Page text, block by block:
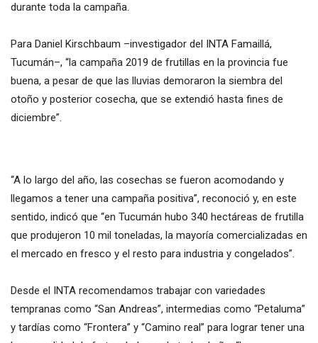
durante toda la campaña.
Para Daniel Kirschbaum –investigador del INTA Famaillá,
Tucumán–, “la campaña 2019 de frutillas en la provincia fue
buena, a pesar de que las lluvias demoraron la siembra del
otoño y posterior cosecha, que se extendió hasta fines de
diciembre”.
“A lo largo del año, las cosechas se fueron acomodando y
llegamos a tener una campaña positiva”, reconoció y, en este
sentido, indicó que “en Tucumán hubo 340 hectáreas de frutilla
que produjeron 10 mil toneladas, la mayoría comercializadas en
el mercado en fresco y el resto para industria y congelados”.
Desde el INTA recomendamos trabajar con variedades
tempranas como “San Andreas”, intermedias como “Petaluma”
y tardías como “Frontera” y “Camino real” para lograr tener una